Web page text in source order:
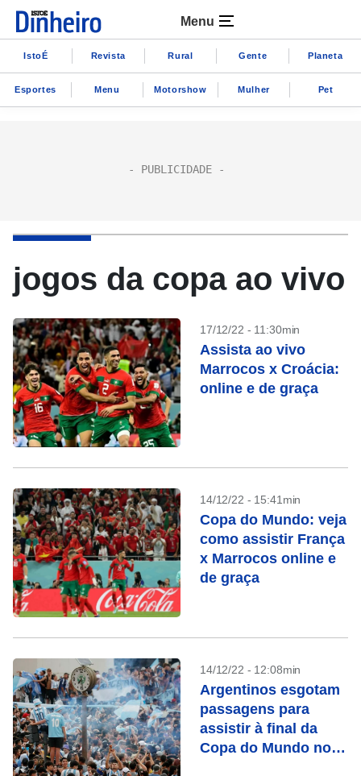
Menu
IstoÉ Revista Rural Gente Planeta
Esportes Menu Motorshow Mulher Pet
jogos da copa ao vivo
17/12/22 - 11:30min
Assista ao vivo
Marrocos x Croácia:
online e de graça
14/12/22 - 15:41min
Copa do Mundo: veja
como assistir França
x Marrocos online e
de graça
14/12/22 - 12:08min
Argentinos esgotam
passagens para
assistir à final da
Copa do Mundo no